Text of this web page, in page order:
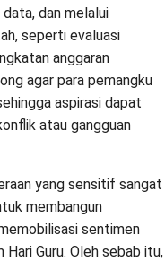
dan melalui
seperti evaluasi
anggaran
agar para pemangku
aspirasi dapat
atau gangguan
yang sensitif sangat
membangun
sentimen
Guru. Oleh sebab itu,